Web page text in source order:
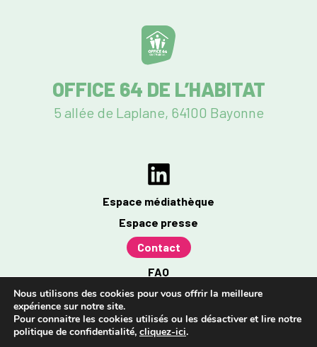
OFFICE 64 DE L’HABITAT
5 allée de Laplane, 64100 Bayonne
Espace médiathèque
Espace presse
Contact
FAQ
Mentions légales
Politique de confidentialité
Accessibilité : partiellement conforme à 96%
Nous utilisons des cookies pour vous offrir la meilleure
expérience sur notre site.
Pour connaitre les cookies utilisés ou les désactiver et lire notre
politique de confidentialité, cliquez-ici.